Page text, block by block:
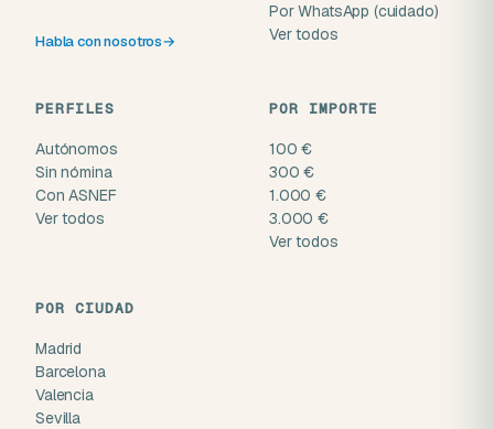
Habla con nosotros→
Por WhatsApp (cuidado)
Ver todos
PERFILES
Autónomos
Sin nómina
Con ASNEF
Ver todos
POR IMPORTE
100 €
300 €
1.000 €
3.000 €
Ver todos
POR CIUDAD
Madrid
Barcelona
Valencia
Sevilla